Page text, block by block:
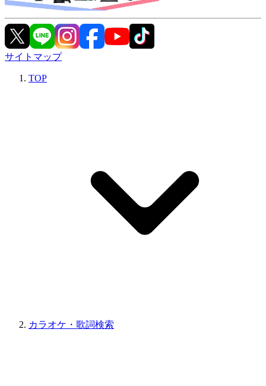
サイトマップ
TOP
カラオケ・歌詞検索